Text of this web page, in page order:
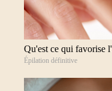
Qu'est ce qui favorise
Épilation définitive